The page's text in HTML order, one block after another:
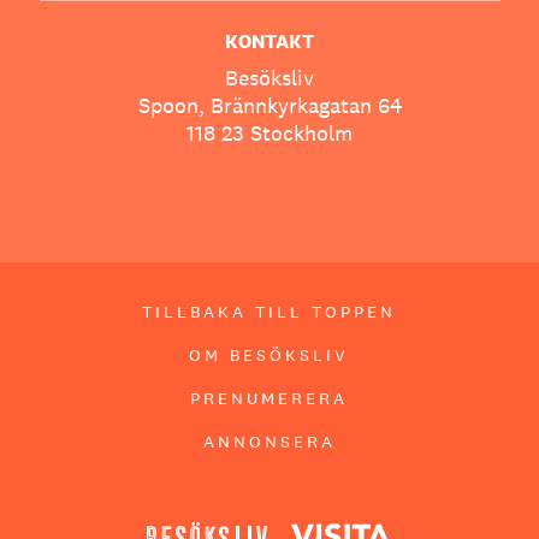
KONTAKT
Besöksliv
Spoon, Brännkyrkagatan 64
118 23 Stockholm
TILLBAKA TILL TOPPEN
OM BESÖKSLIV
PRENUMERERA
ANNONSERA